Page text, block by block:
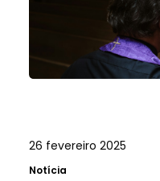
26 fevereiro 2025
Notícia